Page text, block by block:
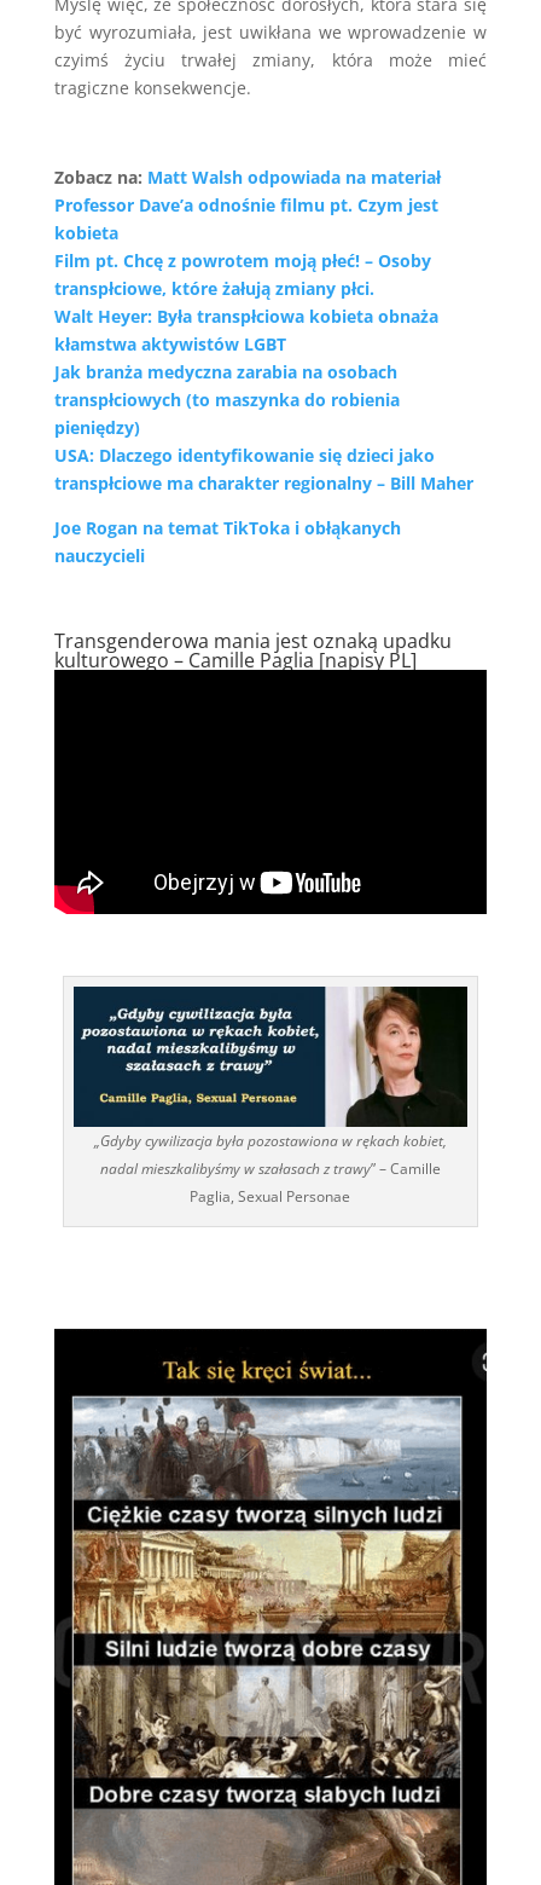
Myślę więc, że społeczność dorosłych, która stara się
być wyrozumiała, jest uwikłana we wprowadzenie w
czyimś życiu trwałej zmiany, która może mieć
tragiczne konsekwencje.
Zobacz na: Matt Walsh odpowiada na materiał
Professor Dave’a odnośnie filmu pt. Czym jest
kobieta
Film pt. Chcę z powrotem moją płeć! – Osoby
transpłciowe, które żałują zmiany płci.
Walt Heyer: Była transpłciowa kobieta obnaża
kłamstwa aktywistów LGBT
Jak branża medyczna zarabia na osobach
transpłciowych (to maszynka do robienia
pieniędzy)
USA: Dlaczego identyfikowanie się dzieci jako
transpłciowe ma charakter regionalny – Bill Maher
Joe Rogan na temat TikToka i obłąkanych
nauczycieli
Transgenderowa mania jest oznaką upadku
kulturowego – Camille Paglia [napisy PL]
„Gdyby cywilizacja była pozostawiona w rękach kobiet,
nadal mieszkalibyśmy w szałasach z trawy” – Camille
Paglia, Sexual Personae